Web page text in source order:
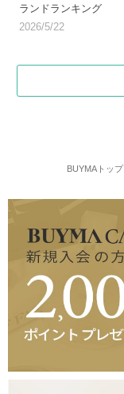
ランドランキング
2026/5/22
BUYMAトップ